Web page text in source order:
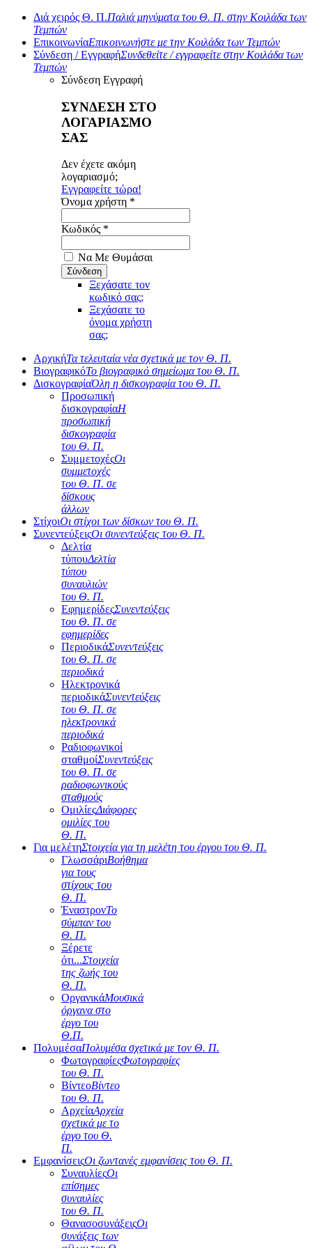
Διά χειρός Θ. Π.Παλιά μηνύματα του Θ. Π. στην Κοιλάδα των
Τεμπών
ΕπικοινωνίαΕπικοινωνήστε με την Κοιλάδα των Τεμπών
Σύνδεση / ΕγγραφήΣυνδεθείτε / εγγραφείτε στην Κοιλάδα των
Τεμπών
Σύνδεση Εγγραφή
ΣΥΝΔΕΣΗ ΣΤΟ
ΛΟΓΑΡΙΑΣΜΟ
ΣΑΣ
Δεν έχετε ακόμη
λογαριασμό;
Εγγραφείτε τώρα!
Όνομα χρήστη *
Κωδικός *
Να Με Θυμάσαι
Ξεχάσατε τον
κωδικό σας;
Ξεχάσατε το
όνομα χρήστη
σας;
ΑρχικήΤα τελευταία νέα σχετικά με τον Θ. Π.
ΒιογραφικόΤο βιογραφικό σημείωμα του Θ. Π.
ΔισκογραφίαΌλη η δισκογραφία του Θ. Π.
Προσωπική
δισκογραφίαΗ
προσωπική
δισκογραφία
του Θ. Π.
ΣυμμετοχέςΟι
συμμετοχές
του Θ. Π. σε
δίσκους
άλλων
ΣτίχοιΟι στίχοι των δίσκων του Θ. Π.
ΣυνεντεύξειςΟι συνεντεύξεις του Θ. Π.
Δελτία
τύπουΔελτία
τύπου
συναυλιών
του Θ. Π.
ΕφημερίδεςΣυνεντεύξεις
του Θ. Π. σε
εφημερίδες
ΠεριοδικάΣυνεντεύξεις
του Θ. Π. σε
περιοδικά
Ηλεκτρονικά
περιοδικάΣυνεντεύξεις
του Θ. Π. σε
ηλεκτρονικά
περιοδικά
Ραδιοφωνικοί
σταθμοίΣυνεντεύξεις
του Θ. Π. σε
ραδιοφωνικούς
σταθμούς
ΟμιλίεςΔιάφορες
ομιλίες του
Θ. Π.
Για μελέτηΣτοιχεία για τη μελέτη του έργου του Θ. Π.
ΓλωσσάριΒοήθημα
για τους
στίχους του
Θ. Π.
ΈναστρονΤο
σύμπαν του
Θ. Π.
Ξέρετε
ότι...Στοιχεία
της ζωής του
Θ. Π.
ΟργανικάΜουσικά
όργανα στο
έργο του
Θ.Π.
ΠολυμέσαΠολυμέσα σχετικά με τον Θ. Π.
ΦωτογραφίεςΦωτογραφίες
του Θ. Π.
ΒίντεοΒίντεο
του Θ. Π.
ΑρχείαΑρχεία
σχετικά με το
έργο του Θ.
Π.
ΕμφανίσειςΟι ζωντανές εμφανίσεις του Θ. Π.
ΣυναυλίεςΟι
επίσημες
συναυλίες
του Θ. Π.
ΘανασοσυνάξειςΟι
συνάξεις των